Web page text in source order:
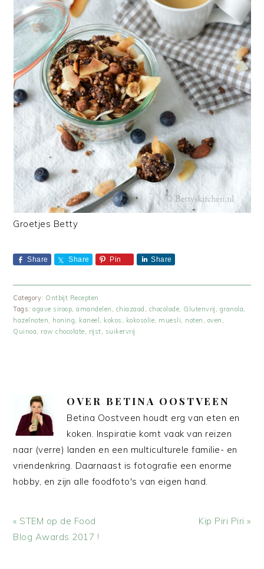
Groetjes Betty
Share Share Pin Share
Category: Ontbijt Recepten
Tags:agave siroop,amandelen , chiazaad , chocolade, Glutenvrij , granola,
hazelnoten, honing, kaneel , kokos , kokosolie, muesli, noten , oven ,
Quinoa, raw chocolate, rijst, suikervrij
OVER BETINA OOSTVEEN
Betina Oostveen houdt erg van eten en
koken. Inspiratie komt vaak van reizen
naar (verre) landen en een multiculturele familie- en
vriendenkring. Daarnaast is fotografie een enorme
hobby, en zijn alle foodfoto's van eigen hand.
Vorig
bericht:
« STEM op de Food
Blog Awards 2017 !
Volgend
Kip Piri Piri »